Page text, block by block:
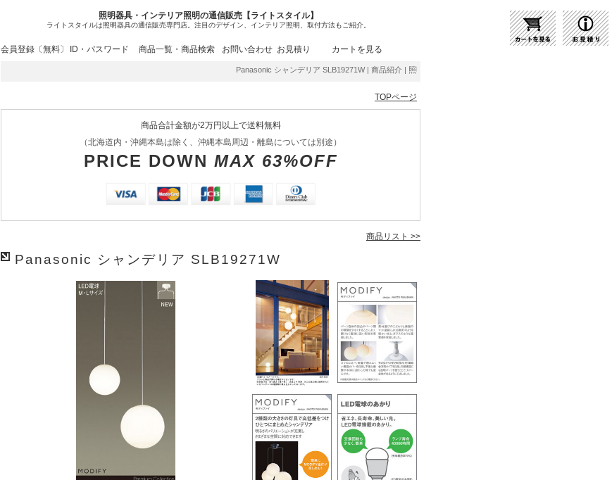
照明器具・インテリア照明の通信販売【ライトスタイル】
ライトスタイルは照明器具の通信販売専門店。注目のデザイン、インテリア照明、取付方法もご紹介。
会員登録〔無料〕 ID・パスワード 商品一覧・商品検索 お問い合わせ お見積り カートを見る
Panasonic シャンデリア SLB19271W | 商品紹介 | 照明器具の通販・インテリア照明の通信販売【ライトスタイル
TOPページ
商品合計金額が2万円以上で送料無料
（北海道内・沖縄本島は除く、沖縄本島周辺・離島については別途）
PRICE DOWN MAX 63%OFF
商品リスト >>
Panasonic シャンデリア SLB19271W